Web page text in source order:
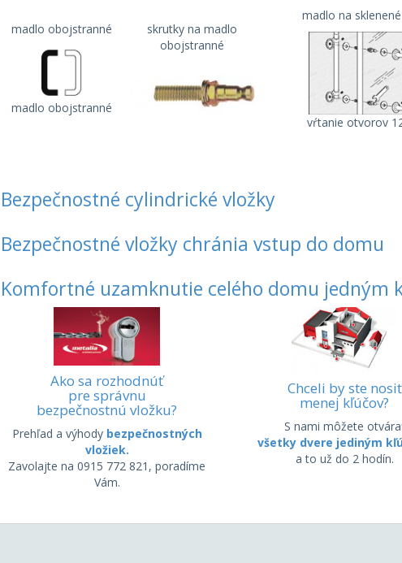
madlo obojstranné
madlo obojstranné
skrutky na madlo
obojstranné
madlo na
vŕtanie otvorov
Bezpečnostné cylindrické vložky
Bezpečnostné vložky chránia vstup do domu
Komfortné uzamknutie celého domu jedným
Ako sa rozhodnúť
pre správnu
bezpečnostnú vložku?
Prehľad a výhody bezpečnostných
vložiek.
Zavolajte na 0915 772 821, poradíme
Vám.
Chceli by ste nosiť
menej kľúčov?
S nami môžete
všetky dvere jediným
a to už do 2 hodín.